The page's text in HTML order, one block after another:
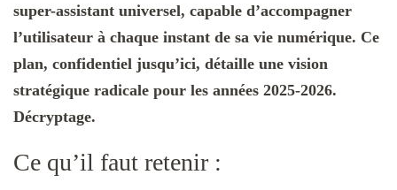
super-assistant universel, capable d’accompagner
l’utilisateur à chaque instant de sa vie numérique. Ce
plan, confidentiel jusqu’ici, détaille une vision
stratégique radicale pour les années 2025-2026.
Décryptage.
Ce qu’il faut retenir :